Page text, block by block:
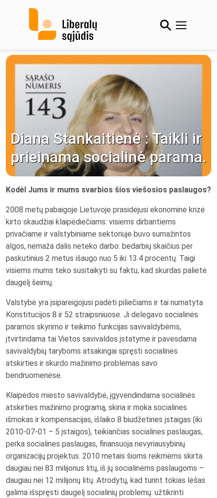
Diana Stankaitienė : Taikli ir
prieinama socialinė parama.
Kodėl Jums ir mums svarbios šios viešosios paslaugos?
2008 metų pabaigoje Lietuvoje prasidėjusi ekonominė krizė
kirto skaudžiai klaipėdiečiams: visiems dirbantiems
privačiame ir valstybiniame sektoriuje buvo sumažintos
algos, nemaža dalis neteko darbo: bedarbių skaičius per
paskutinius 2 metus išaugo nuo 5 iki 13.4 procentų. Taigi
visiems mums teko susitaikyti su faktu, kad skurdas palietė
daugelį šeimų.
Valstybė yra įsipareigojusi padėti piliečiams ir tai numatyta
Konstitucijos 8 ir 52 straipsniuose. Ji delegavo socialinės
paramos skyrimo ir teikimo funkcijas savivaldybėms,
įtvirtindama tai Vietos savivaldos įstatyme ir pavesdama
savivaldybių taryboms atsakingai spręsti socialinės
atskirties ir skurdo mažinimo problemas savo
bendruomenėse.
Klaipėdos miesto savivaldybė, įgyvendindama socialinės
atskirties mažinimo programą, skiria ir moka socialines
išmokas ir kompensacijas, išlaiko 8 biudžetines įstaigas (iki
2010-07-01 – 5 įstaigos), teikiančias socialines paslaugas,
perka socialines paslaugas, finansuoja nevyriausybinių
organizacijų projektus. 2010 metais šioms reikmėms skirta
daugiau nei 83 milijonus litų, iš jų socialinėms paslaugoms –
daugiau nei 12 milijonų litų. Atrodytų, kad turint tokias lėšas
galima išspręsti daugelį socialinių problemų: užtikrinti